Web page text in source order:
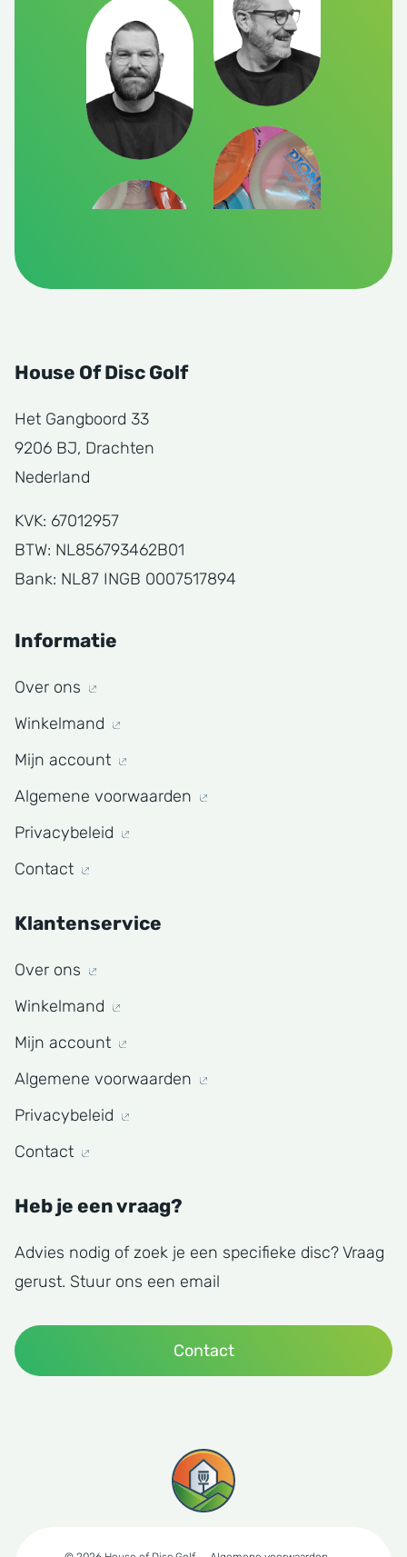
House Of Disc Golf
Het Gangboord 33
9206 BJ, Drachten
Nederland
KVK: 67012957
BTW: NL856793462B01
Bank: NL87 INGB 0007517894
Informatie
Over ons
Winkelmand
Mijn account
Algemene voorwaarden
Privacybeleid
Contact
Klantenservice
Over ons
Winkelmand
Mijn account
Algemene voorwaarden
Privacybeleid
Contact
Heb je een vraag?
Advies nodig of zoek je een specifieke disc? Vraag
gerust. Stuur ons een email
Contact